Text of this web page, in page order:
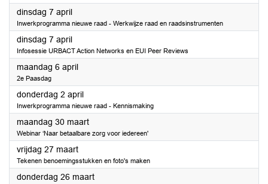
dinsdag 7 april2026
Inwerkprogramma nieuwe raad - Werkwijze raad en raadsinstrumenten
dinsdag 7 april2026
Infosessie URBACT Action Networks en EUI Peer Reviews
maandag 6 april2026
2e Paasdag
donderdag 2 april2026
Inwerkprogramma nieuwe raad - Kennismaking
maandag 30 maart2026
Webinar ‘Naar betaalbare zorg voor iedereen'
vrijdag 27 maart2026
Tekenen benoemingsstukken en foto's maken
donderdag 26 maart2026